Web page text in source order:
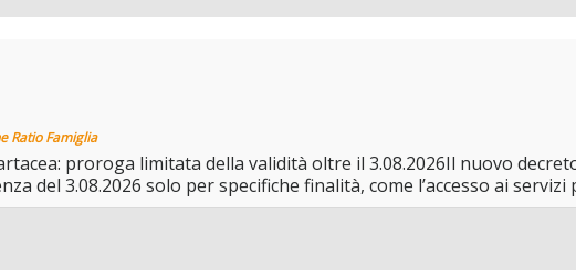
Ratio Famiglia
proroga limitata della validità oltre il 3.08.2026Il nuovo
del 3.08.2026 solo per specifiche finalità, come l’accesso ai